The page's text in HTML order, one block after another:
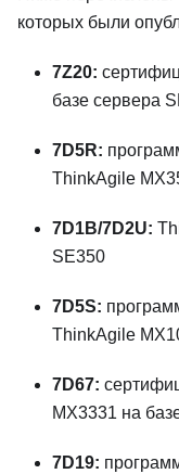
которых были
7Z20:
базе сервера
7D5R:
ThinkAgile
7D1B/7D2U:
SE350
7D5S:
ThinkAgile
7D67:
MX3331 на
7D19: